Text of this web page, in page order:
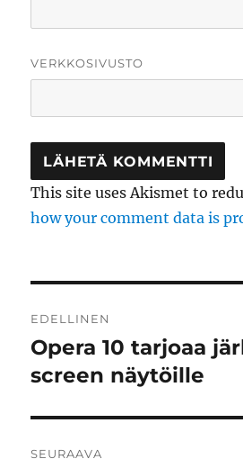
VERKKOSIVUSTO
This site uses Akismet to
how your comment data is
selaus
EDELLINEN
Edellinen
artikkeli:
Opera 10 tarjoaa
screen näytöille
SEURAAVA